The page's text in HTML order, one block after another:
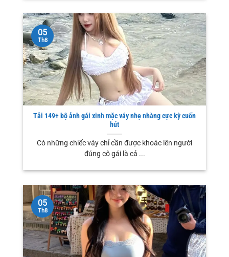
Tải 149+ bộ ảnh gái xinh mặc váy nhẹ nhàng cực kỳ cuốn
hút
Có những chiếc váy chỉ cần được khoác lên người
đúng cô gái là cả ...
05
Th8
05
Th8